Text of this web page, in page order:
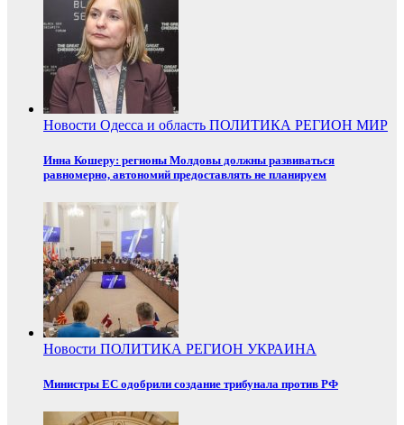
Новости Одесса и область ПОЛИТИКА РЕГИОН МИР
Инна Кошеру: регионы Молдовы должны развиваться
равномерно, автономий предоставлять не планируем
Новости ПОЛИТИКА РЕГИОН УКРАИНА
Министры ЕС одобрили создание трибунала против РФ